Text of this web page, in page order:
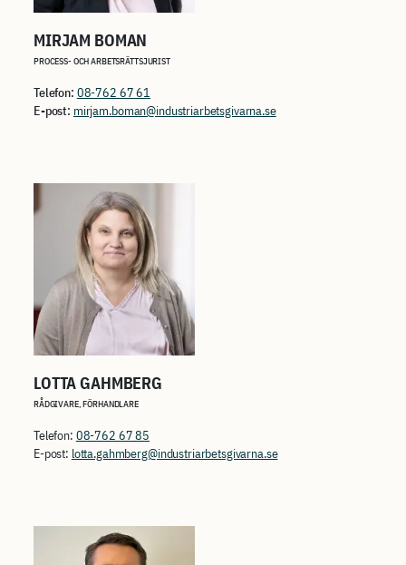
MIRJAM BOMAN
PROCESS- OCH ARBETSRÄTTSJURIST
Telefon: 08-762 67 61
E-post: mirjam.boman@industriarbetsgivarna.se
LOTTA GAHMBERG
RÅDGIVARE, FÖRHANDLARE
Telefon: 08-762 67 85
E-post: lotta.gahmberg@industriarbetsgivarna.se